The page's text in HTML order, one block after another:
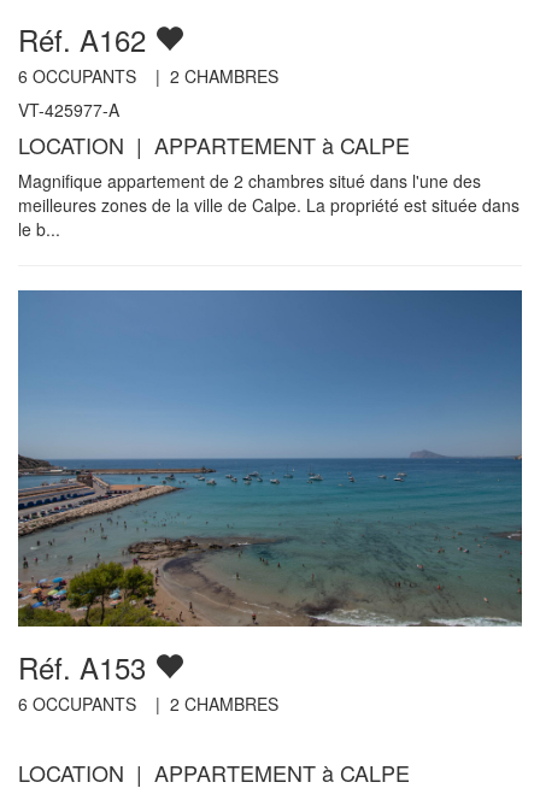
Réf. A162
6 OCCUPANTS | 2 CHAMBRES
VT-425977-A
LOCATION | APPARTEMENT à CALPE
Magnifique appartement de 2 chambres situé dans l'une des
meilleures zones de la ville de Calpe. La propriété est située dans
le b...
Réf. A153
6 OCCUPANTS | 2 CHAMBRES
LOCATION | APPARTEMENT à CALPE